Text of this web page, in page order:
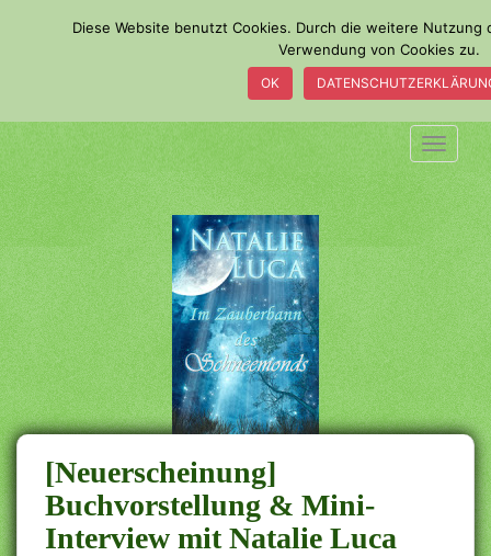
o
m
a
i
n
c
o
n
t
e
n
t
[Neuerscheinung]
Buchvorstellung & Mini-
Interview mit Natalie Luca
Diese Website benutzt Cookies. Durch die weitere Nutzung
Verwendung von Cookies zu.
OK